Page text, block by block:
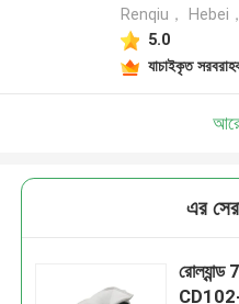
Renqiu， Hebei
5.0
যাচাইকৃত
এর
CD102-